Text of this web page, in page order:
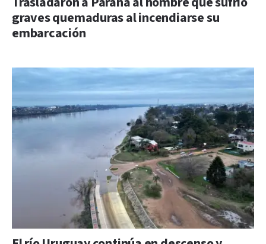
graves quemaduras al incendiarse su
embarcación